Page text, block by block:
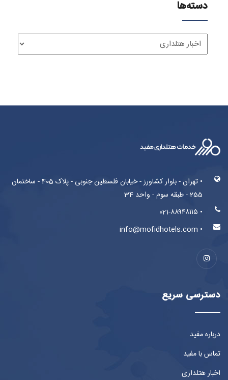
دسته‌ها
دسته‌ها
• تهران - بلوار کشاورز - خیابان فلسطین جنوبی - پلاک 405 - ساختمان
255 - طبقه سوم - واحد 34
• 021-۸۸۹۴۸۱۱۵
• info@mofidhotels.com
دسترسی سریع
درباره مفید
تماس با مفید
اخبار هتلداری